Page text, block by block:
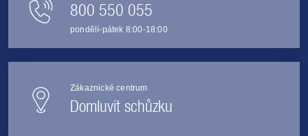
800 550 055
pondělí-pátek 8:00-18:00
Zákaznické centrum
Domluvit schůzku